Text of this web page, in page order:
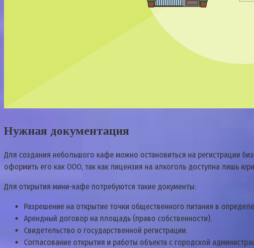
Нужная документация
Для создания небольшого кафе можно остановиться на регистрации
оформить его как ООО, так как лицензия на алкоголь доступна лишь
Для открытия мини-кафе потребуются такие документы:
Разрешение на открытие точки общественного питания в
Арендный договор на площадь (право собственности).
Свидетельство о государственной регистрации.
Согласование открытия и работы объекта с городской